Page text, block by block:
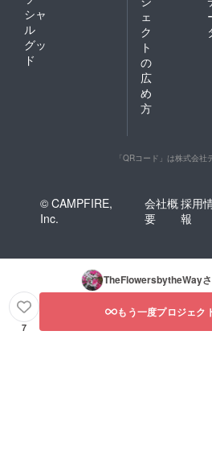
シャ
ル
グッ
ド
ェ
ク
ト
の
広
め
方
「QRコード」は株式会社
© CAMPFIRE,
Inc.
会社概
要
採用
報
TheFlowersbytheWay
7
もう一度プロジェク